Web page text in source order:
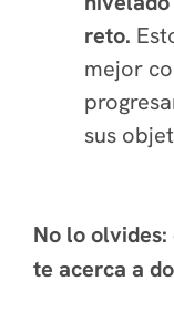
reto.
mejor
sus
No lo olvides:
te acerca a